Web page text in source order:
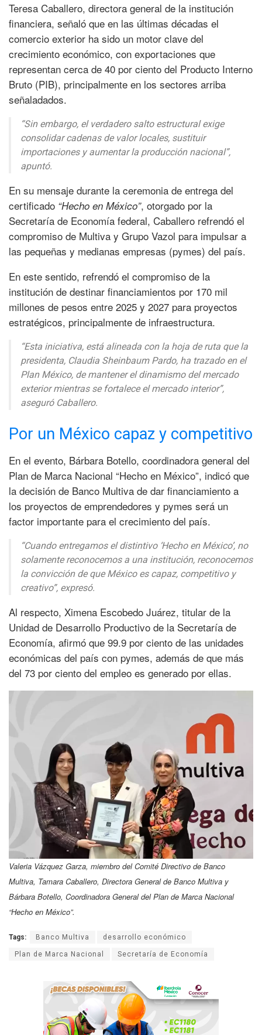
Teresa Caballero, directora general de la institución
financiera, señaló que en las últimas décadas el
comercio exterior ha sido un motor clave del
crecimiento económico, con exportaciones que
representan cerca de 40 por ciento del Producto Interno
Bruto (PIB), principalmente en los sectores arriba
señaladados.
“Sin embargo, el verdadero salto estructural exige
consolidar cadenas de valor locales, sustituir
importaciones y aumentar la producción nacional”,
apuntó.
En su mensaje durante la ceremonia de entrega del
certificado “Hecho en México”, otorgado por la
Secretaría de Economía federal, Caballero refrendó el
compromiso de Multiva y Grupo Vazol para impulsar a
las pequeñas y medianas empresas (pymes) del país.
En este sentido, refrendó el compromiso de la
institución de destinar financiamientos por 170 mil
millones de pesos entre 2025 y 2027 para proyectos
estratégicos, principalmente de infraestructura.
“Esta iniciativa, está alineada con la hoja de ruta que la
presidenta, Claudia Sheinbaum Pardo, ha trazado en el
Plan México, de mantener el dinamismo del mercado
exterior mientras se fortalece el mercado interior”,
aseguró Caballero.
Por un México capaz y competitivo
En el evento, Bárbara Botello, coordinadora general del
Plan de Marca Nacional “Hecho en México”, indicó que
la decisión de Banco Multiva de dar financiamiento a
los proyectos de emprendedores y pymes será un
factor importante para el crecimiento del país.
“Cuando entregamos el distintivo ‘Hecho en México’, no
solamente reconocemos a una institución, reconocemos
la convicción de que México es capaz, competitivo y
creativo”, expresó.
Al respecto, Ximena Escobedo Juárez, titular de la
Unidad de Desarrollo Productivo de la Secretaría de
Economía, afirmó que 99.9 por ciento de las unidades
económicas del país con pymes, además de que más
del 73 por ciento del empleo es generado por ellas.
Valeria Vázquez Garza, miembro del Comité Directivo de Banco
Multiva, Tamara Caballero, Directora General de Banco Multiva y
Bárbara Botello, Coordinadora General del Plan de Marca Nacional
“Hecho en México”.
Tags: Banco Multiva desarrollo económico
Plan de Marca Nacional Secretaría de Economía